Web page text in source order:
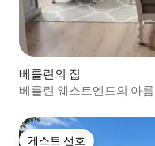
베를린의 집
베를린 웨스트엔드의 아
게스트 선호